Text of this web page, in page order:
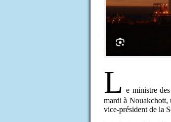
L e ministre
mardi à
vice-président de la